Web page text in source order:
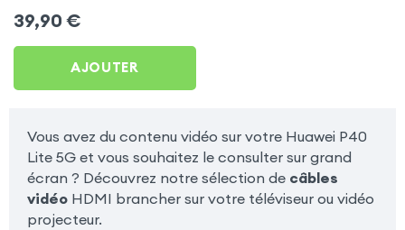
4K et Type-C, Akashi -
Gris pour Huawei P40 Lite
5G
39,90 €
AJOUTER
Vous avez du contenu vidéo sur votre Huawei P40
Lite 5G et vous souhaitez le consulter sur grand
écran ? Découvrez notre sélection de câbles
vidéoHDMI brancher sur votre téléviseur ou vidéo
projecteur.